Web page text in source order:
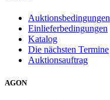
Auktionsbedingungen
Einlieferbedingungen
Katalog
Die nächsten Termine
Auktionsauftrag
AGON